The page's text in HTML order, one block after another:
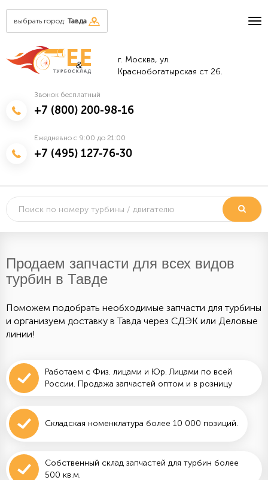
выбрать город: Тавда
&
г. Москва, ул.
Краснобогатырская ст 26.
Звонок бесплатный
+7 (800) 200-98-16
Ежедневно с 9:00 до 21:00
+7 (495) 127-76-30
Продаем запчасти для всех видов
турбин в Тавде
Поможем подобрать необходимые запчасти для турбины
и организуем доставку в Тавда через СДЭК или Деловые
линии!
Работаем с Физ. лицами и Юр. Лицами по всей
России. Продажа запчастей оптом и в розницу
Складская номенклатура более 10 000 позиций.
Собственный склад запчастей для турбин более
500 кв.м.